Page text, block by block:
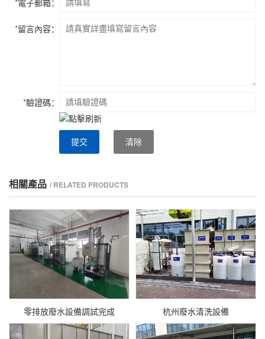
*電子郵箱：
*留言內容：
*驗證碼：
提交 清除
相關產品 / RELATED PRODUCTS
零排放廢水設備調試完成 杭州廢水清洗設備